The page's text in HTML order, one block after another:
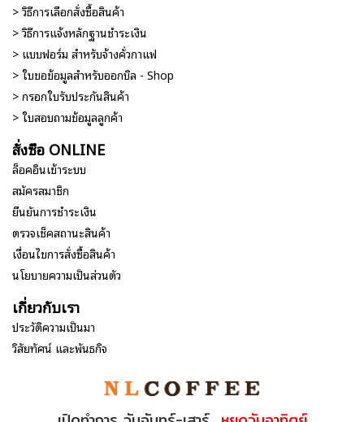
> วิธีการเลือกสั่งซื้อสินค้า
> วิธีการแจ้งหลักฐานชำระเงิน
> แบบฟอร์ม สำหรับจ้างคั่วกาแฟ
> ใบขอข้อมูลสำหรับออกบิล - Shop
> กรอกใบรับประกันสินค้า
> ใบสอบถามข้อมูลลูกค้า
สั่งซื้อ ONLINE
ล็อคอินเข้าระบบ
สมัครสมาชิก
ยืนยันการชำระเงิน
ตรวจเช็คสถานะสินค้า
เงื่อนไขการสั่งซื้อสินค้า
นโยบายความเป็นส่วนตัว
เกี่ยวกับเรา
ประวัติความเป็นมา
วิสัยทัศน์ และพันธกิจ